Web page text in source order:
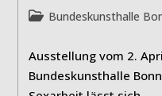
Beitrags-
Bundeskunsthalle
Ausstellung vom 2.
Bundeskunsthalle